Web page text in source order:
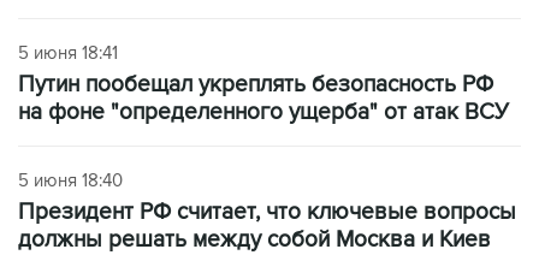
5 июня 18:41
Путин пообещал укреплять безопасность РФ
на фоне "определенного ущерба" от атак ВСУ
5 июня 18:40
Президент РФ считает, что ключевые вопросы
должны решать между собой Москва и Киев